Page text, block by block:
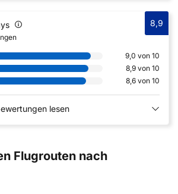
8,9
9,0 von 10
8,9 von 10
8,6 von 10
lesen
Flugrouten nach